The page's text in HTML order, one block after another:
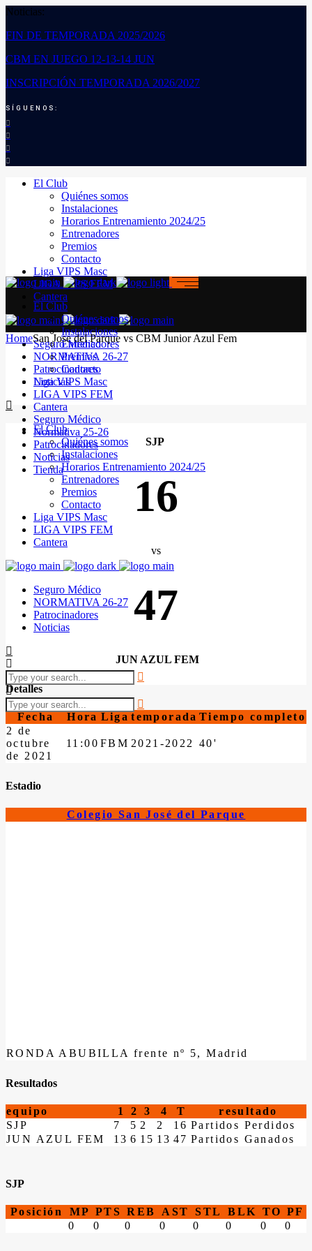
Noticias:
FIN DE TEMPORADA 2025/2026
CBM EN JUEGO 12-13-14 JUN
INSCRIPCIÓN TEMPORADA 2026/2027
SÍGUENOS:
El Club
Quiénes somos
Instalaciones
Horarios Entrenamiento 2024/25
Entrenadores
Premios
Contacto
Liga VIPS Masc
LIGA VIPS FEM
Cantera
Seguro Médico
NORMATIVA 26-27
Patrocinadores
Noticias
El Club
Quiénes somos
Instalaciones
Horarios Entrenamiento 2024/25
Entrenadores
Premios
Contacto
Liga VIPS Masc
LIGA VIPS FEM
Cantera
Seguro Médico
NORMATIVA 26-27
Patrocinadores
Noticias
El Club
Quiénes somos
Instalaciones
Entrenadores
Premios
Contacto
Liga VIPS Masc
LIGA VIPS FEM
Cantera
Seguro Médico
Normativa 25-26
Patrocinadores
Noticias
Tienda
HomeSan Jose del Parque vs CBM Junior Azul Fem
SJP
16
vs
47
JUN AZUL FEM
Detalles
Fecha Hora Liga temporada Tiempo completo
2 de
octubre
de 2021
11:00 FBM 2021-2022 40'
Estadio
Colegio San José del Parque
RONDA ABUBILLA frente nº 5, Madrid
Resultados
equipo 1 2 3 4 T
resultado
SJP
7 5 2 2 16 Partidos Perdidos
JUN AZUL FEM
13 6 15 13 47 Partidos Ganados
SJP
Posición MP PTS REB AST STL BLK TO PF
0
0 0 0 0 0 0 0